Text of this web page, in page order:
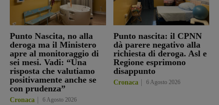
Punto Nascita, no alla
deroga ma il Ministero
apre al monitoraggio di
sei mesi. Vadi: “Una
risposta che valutiamo
positivamente anche se
con prudenza”
Cronaca 6 Agosto 2026
Punto nascita: il CPNN
dà parere negativo alla
richiesta di deroga. Asl e
Regione esprimono
disappunto
Cronaca 6 Agosto 2026